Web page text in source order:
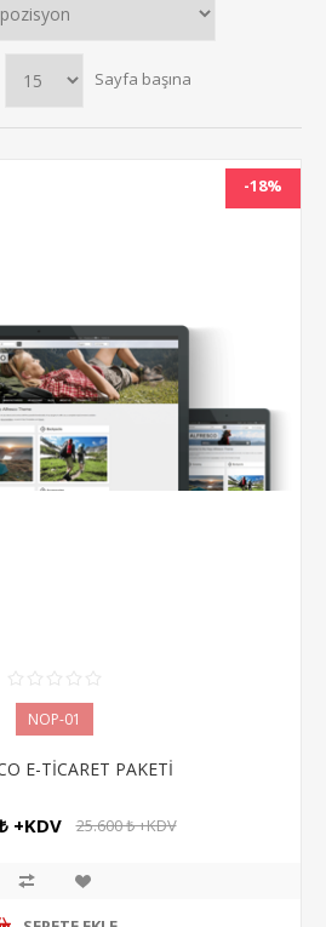
Sayfa başına
-18%
NOP-01
E-TİCARET PAKETİ
+KDV 25.600 ₺ +KDV